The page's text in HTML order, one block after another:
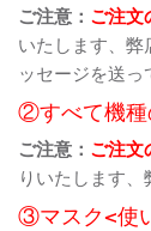
ご注意： ご注文
いたします、
ッセージを送っ
②すべて機種
ご注意： ご注文
りいたします
③マスク<使